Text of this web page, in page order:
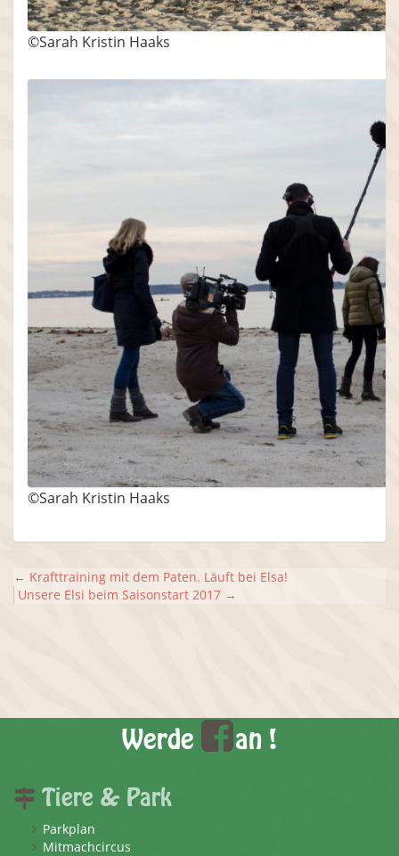
©Sarah Kristin Haaks
©Sarah Kristin Haaks
← Krafttraining mit dem Paten. Läuft bei Elsa!
Unsere Elsi beim Saisonstart 2017 →
Werde an !
Tiere & Park
Parkplan
Mitmachcircus